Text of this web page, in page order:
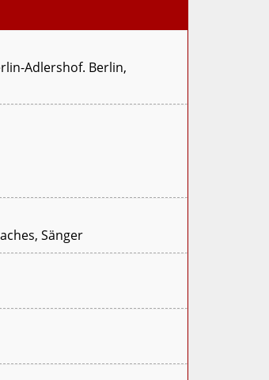
Adlershof. Berlin,
Sänger